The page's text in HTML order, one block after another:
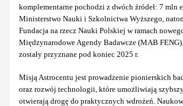
komplementarne pochodzi z dwóch źródeł: 7 mln
Ministerstwo Nauki i Szkolnictwa Wyższego,
Fundacja na rzecz Nauki Polskiej w ramach
Międzynarodowe Agendy Badawcze (MAB
zostały przyznane pod koniec 2025 r.
Misją Astrocentu jest prowadzenie pionierskich
oraz rozwój technologii, które umożliwiają
otwierają drogę do praktycznych wdrożeń.